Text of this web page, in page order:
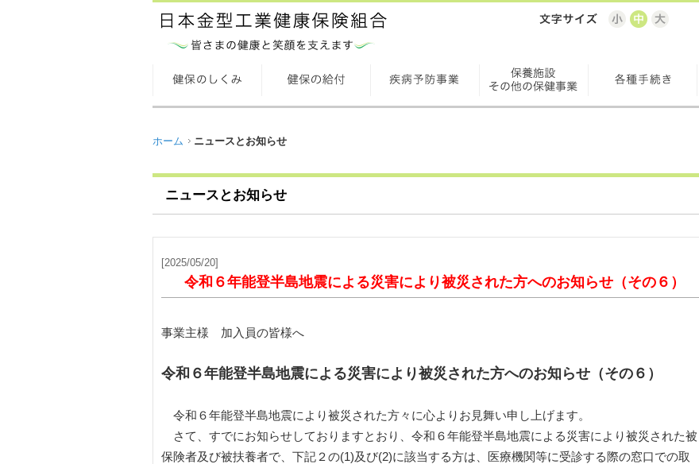
ホーム ニュースとお知らせ
ニュースとお知らせ
[2025/05/20]
令和６年能登半島地震による災害により被災された方へのお知らせ（その６）
事業主様 加入員の皆様へ
令和６年能登半島地震による災害により被災された方へのお知らせ（その６）
令和６年能登半島地震により被災された方々に心よりお見舞い申し上げます。
さて、すでにお知らせしておりますとおり、令和６年能登半島地震による災害により被災された被
保険者及び被扶養者で、下記２の(1)及び(2)に該当する方は、医療機関等に受診する際の窓口での取